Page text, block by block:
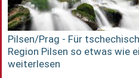
Pilsen/Prag - Für
Region Pilsen so etwas wie
weiterlesen